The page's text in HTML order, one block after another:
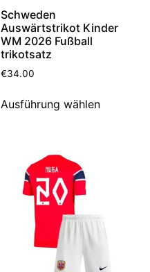
Schweden
Auswärtstrikot Kinder
WM 2026 Fußball
trikotsatz
€34.00
Ausführung wählen